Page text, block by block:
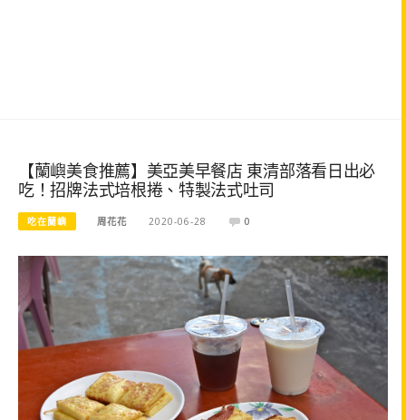
【蘭嶼美食推薦】美亞美早餐店 東清部落看日出必
吃！招牌法式培根捲、特製法式吐司
吃在蘭嶼 周花花 2020-06-28 0